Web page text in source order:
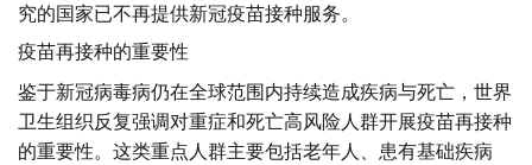
究的国家已不再提供新冠疫苗接种服务。
疫苗再接种的重要性
鉴于新冠病毒病仍在全球范围内持续造成疾病与死亡，世界
卫生组织反复强调对重症和死亡高风险人群开展疫苗再接种
的重要性。这类重点人群主要包括老年人、患有基础疾病